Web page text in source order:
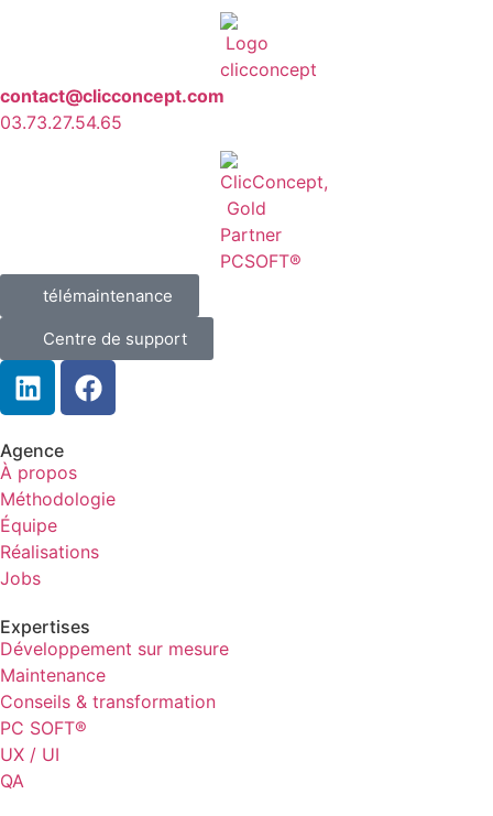
contact@clicconcept.com
03.73.27.54.65
télémaintenance
Centre de support
Agence
À propos
Méthodologie
Équipe
Réalisations
Jobs
Expertises
Développement sur mesure
Maintenance
Conseils & transformation
PC SOFT®
UX / UI
QA